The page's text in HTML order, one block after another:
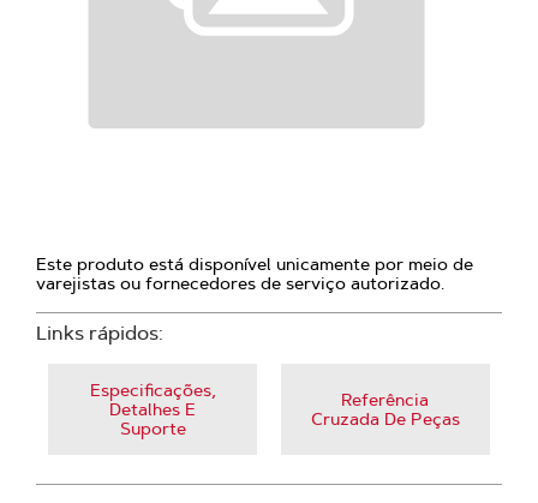
Este produto está disponível unicamente por meio de
varejistas ou fornecedores de serviço autorizado.
Links rápidos:
Especificações,
Detalhes E
Suporte
Referência
Cruzada De Peças